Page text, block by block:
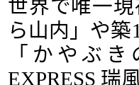
世界で唯一
ら山内」や
「かやぶ
EXPRESS 瑞